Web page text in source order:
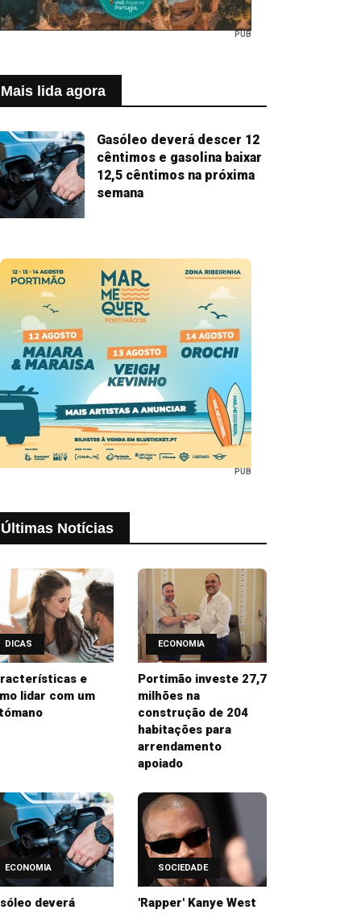
PUB
Mais lida agora
Gasóleo deverá descer 12
cêntimos e gasolina baixar
12,5 cêntimos na próxima
semana
PUB
Últimas Notícias
DICAS
e
lidar com um
ECONOMIA
Portimão investe 27,7
milhões na
construção de 204
habitações para
arrendamento
apoiado
ECONOMIA
deverá
SOCIEDADE
'Rapper' Kanye West